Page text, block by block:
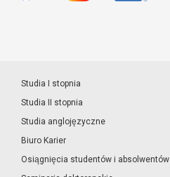
Studia I stopnia
Studia II stopnia
Studia anglojęzyczne
Biuro Karier
Osiągnięcia studentów i absolwentów